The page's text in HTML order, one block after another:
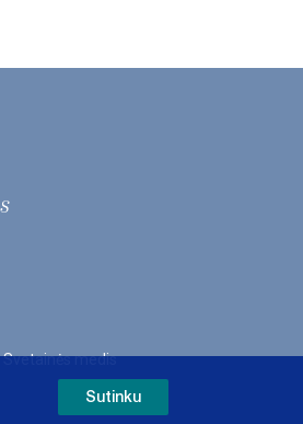
Svetainės medis
Sutinku